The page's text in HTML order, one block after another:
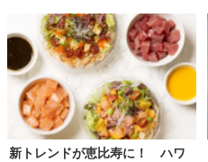
な助）さん】
新トレンドが恵比寿に！ ハワ